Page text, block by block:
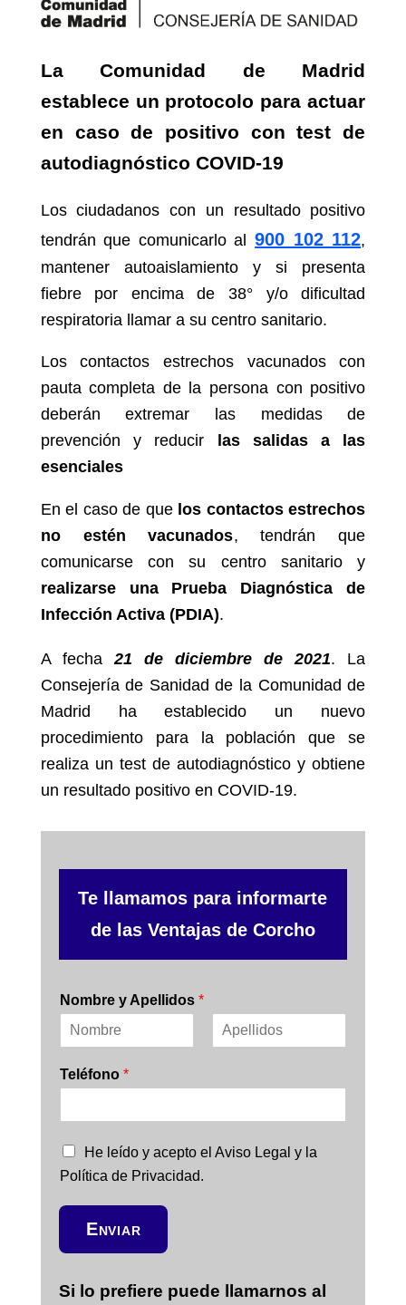
La Comunidad de Madrid
establece un protocolo para actuar
en caso de positivo con test de
autodiagnóstico COVID-19
Los ciudadanos con un resultado positivo
tendrán que comunicarlo al900 102 112,
mantener autoaislamiento y si presenta
fiebre por encima de 38° y/o dificultad
respiratoria llamar a su centro sanitario.
Los contactos estrechos vacunados con
pauta completa de la persona con positivo
deberán extremar las medidas de
prevención y reducir
las salidas a las
esenciales
En el caso de que los contactos estrechos
no estén vacunados, tendrán que
comunicarse con su centro sanitario y
realizarse una Prueba Diagnóstica de
Infección Activa (PDIA).
A fecha 21 de diciembre de 2021. La
Consejería de Sanidad de la Comunidad de
Madrid ha establecido un nuevo
procedimiento para la población que se
realiza un test de autodiagnóstico y obtiene
un resultado positivo en COVID-19.
Te llamamos para informarte
de las Ventajas de Corcho
Nombre y Apellidos *
o
m
e
i
o
Teléfono *
C
s
a
d
He leído y acepto el Aviso Legal y la
Política de Privacidad.
Enviar
Si lo prefiere puede llamarnos al